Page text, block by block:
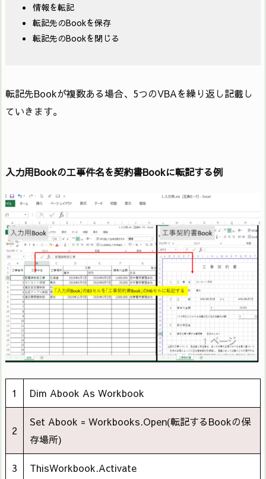
情報を転記
転記先のBookを保存
転記先のBookを閉じる
転記先Bookが複数ある場合、5つのVBAを繰り返し記載し
ていきます。
入力用Bookの工事件名を契約書Bookに転記する例
1 Dim Abook As Workbook
2
Set Abook = Workbooks.Open(転記するBookの保
存場所)
3 ThisWorkbook.Activate